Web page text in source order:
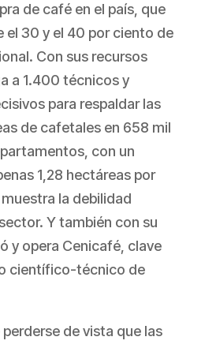
de café en el país, que
el 30 y el 40 por ciento de
Con sus recursos
a 1.400 técnicos y
para respaldar las
de cafetales en 658 mil
con un
1,28 hectáreas por
la debilidad
Y también con su
y opera Cenicafé, clave
científico-técnico de
de vista que las